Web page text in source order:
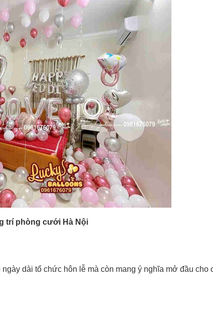
trí phòng cưới Hà Nội
dài tổ chức hôn lễ mà còn mang ý nghĩa mở đầu cho